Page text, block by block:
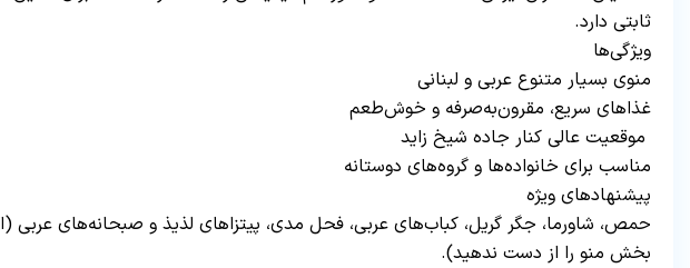
ثابتی دارد.
ویژگی‌ها
منوی بسیار متنوع عربی و لبنانی
غذاهای سریع، مقرون‌به‌صرفه و خوش‌طعم
موقعیت عالی کنار جاده شیخ زاید
مناسب برای خانواده‌ها و گروه‌های دوستانه
پیشنهادهای ویژه
حمص، شاورما، جگر گریل، کباب‌های عربی، فحل مدی، پیتزاهای لذیذ و صبحانه‌های عربی
بخش منو را از دست ندهید).